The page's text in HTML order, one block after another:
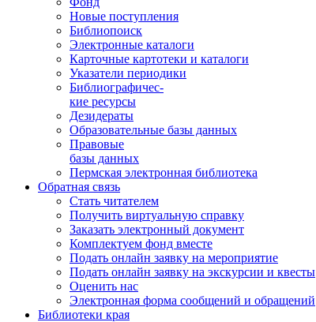
Новые поступления
Библиопоиск
Электронные каталоги
Карточные картотеки и каталоги
Указатели периодики
Библиографичес-
кие ресурсы
Дезидераты
Образовательные базы данных
Правовые
базы данных
Пермская электронная библиотека
Обратная связь
Стать читателем
Получить виртуальную справку
Заказать электронный документ
Комплектуем фонд вместе
Подать онлайн заявку на мероприятие
Подать онлайн заявку на экскурсии и квесты
Оценить нас
Электронная форма сообщений и обращений
Библиотеки края